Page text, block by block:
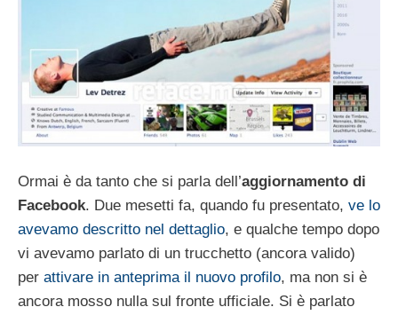
Ormai è da tanto che si parla dell’aggiornamento di
Facebook. Due mesetti fa, quando fu presentato, ve lo
avevamo descritto nel dettaglio, e qualche tempo dopo
vi avevamo parlato di un trucchetto (ancora valido)
per attivare in anteprima il nuovo profilo, ma non si è
ancora mosso nulla sul fronte ufficiale. Si è parlato